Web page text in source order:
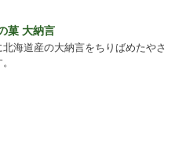
菓 大納言
北海道産の大納言をちりばめたやさ